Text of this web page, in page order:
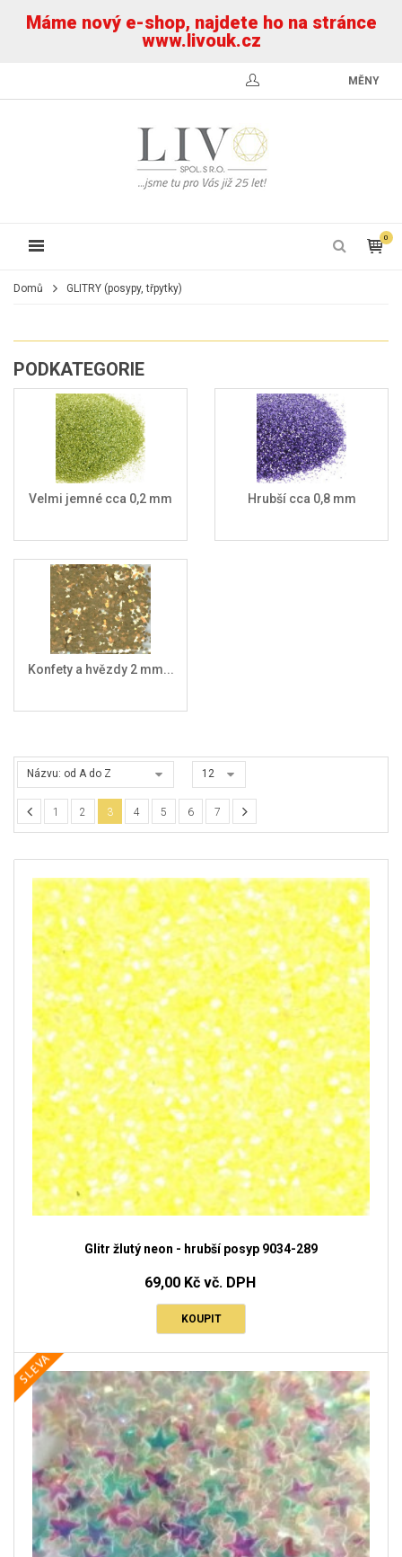
Máme nový e-shop, najdete ho na stránce
www.livouk.cz
MĚNY
0
Domů GLITRY (posypy, třpytky)
PODKATEGORIE
Velmi jemné cca 0,2 mm Hrubší cca 0,8 mm
Konfety a hvězdy 2 mm...
Názvu: od A do Z 12
1 2 3 4 5 6 7
Glitr žlutý neon - hrubší posyp 9034-289
69,00 Kč vč. DPH
KOUPIT